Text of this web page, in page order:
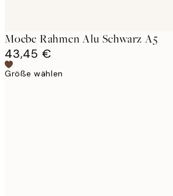
Moebe Rahmen Alu Schwarz A5
43,45 €
Größe wählen